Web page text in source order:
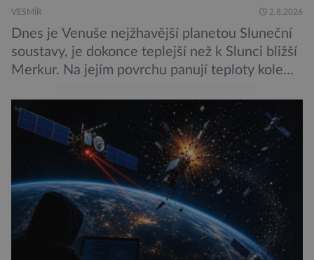
VESMÍR 2.8.2026
Dnes je Venuše nejžhavější planetou Sluneční
soustavy, je dokonce teplejší než k Slunci bližší
Merkur. Na jejím povrchu panují teploty kolem
hustší než na Zemi a aby toho nebylo málo, z
oblaků se snáší kapky kyseliny sírové. Zkrátka,
není to prostředí, ve kterém by příčetný člověk
chtěl strávit […]